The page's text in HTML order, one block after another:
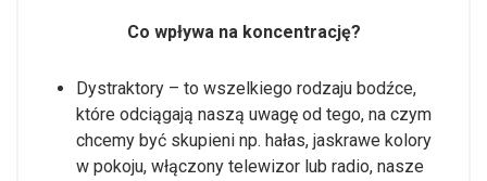
Co wpływa na koncentrację?
Dystraktory – to wszelkiego rodzaju bodźce,
które odciągają naszą uwagę od tego, na czym
chcemy być skupieni np. hałas, jaskrawe kolory
w pokoju, włączony telewizor lub radio, nasze